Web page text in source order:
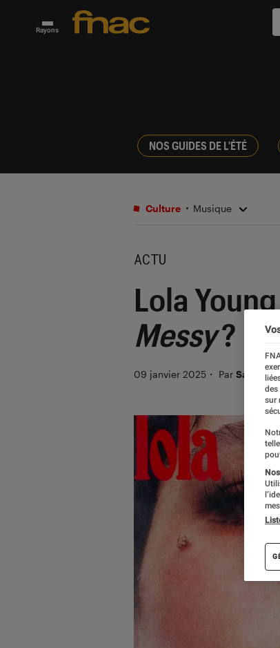
Rayons
NOS GUIDES DE L'ÉTÉ
Culture Musique
ACTU
Lola
Messy?
09 janvier 2025 ・ Par Sarah
des
sur